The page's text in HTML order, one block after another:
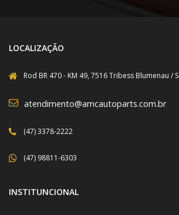
LOCALIZAÇÃO
Rod BR 470 - KM 49, 7516 Tribess Blumenau /
atendimento@amcautoparts.com.br
(47) 3378-2222
(47) 98811-6303
INSTITUNCIONAL